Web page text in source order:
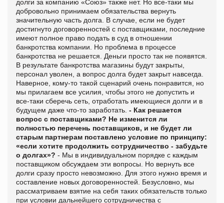
долги за компанию «Союз» также нет. Но все-таки мы
добровольно принимаем обязательства вернуть
значительную часть долга. В случае, если не будет
достигнуто договоренностей с поставщиками, последние
имеют полное право подать в суд в отношении
банкротства компании. Но проблема в процессе
банкротства не решается. Деньги просто так не появятся.
В результате банкротства магазины будут закрыты,
персонал уволен, а вопрос долга будет закрыт навсегда.
Наверное, кому-то такой сценарий очень понравится, но
мы прилагаем все усилия, чтобы этого не допустить и
все-таки сберечь сеть, отработать имеющиеся долги и в
будущем даже что-то заработать. - Как решается
вопрос с поставщиками? Не изменится ли
полностью перечень поставщиков, и не будет ли
старым партнерам поставлено условие по принципу:
«если хотите продолжить сотрудничество - забудьте
о долгах»? - Мы в индивидуальном порядке с каждым
поставщиком обсуждаем эти вопросы. Но вернуть все
долги сразу просто невозможно. Для этого нужно время и
составление новых договоренностей. Безусловно, мы
рассматриваем взятие на себя таких обязательств только
при условии дальнейшего сотрудничества с